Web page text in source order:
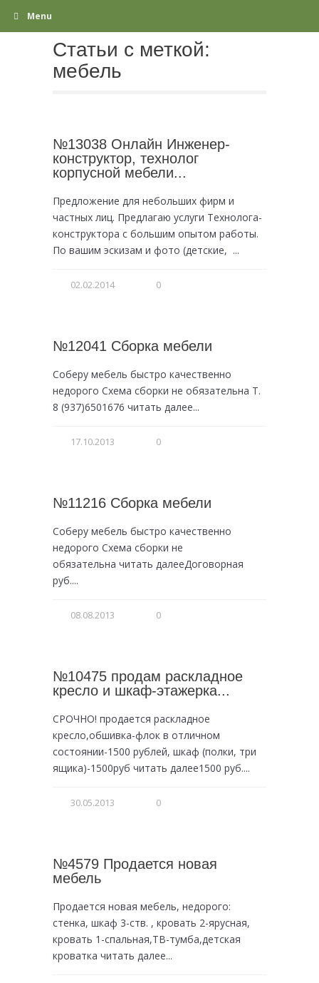
Menu
Статьи с меткой:
мебель
№13038 Онлайн Инженер-
конструктор, технолог
корпусной мебели...
Предложение для небольших фирм и
частных лиц. Предлагаю услуги Технолога-
конструктора с большим опытом работы.
По вашим эскизам и фото (детские, ...
02.02.2014 0
№12041 Сборка мебели
Соберу мебель быстро качественно
недорого Схема сборки не обязательна Т.
8 (937)6501676 читать далее...
17.10.2013 0
№11216 Сборка мебели
Соберу мебель быстро качественно
недорого Схема сборки не
обязательна читать далееДоговорная
руб....
08.08.2013 0
№10475 продам раскладное
кресло и шкаф-этажерка...
СРОЧНО! продается раскладное
кресло,обшивка-флок в отличном
состоянии-1500 рублей, шкаф (полки, три
ящика)-1500руб читать далее1500 руб....
30.05.2013 0
№4579 Продается новая
мебель
Продается новая мебель, недорого:
стенка, шкаф 3-ств. , кровать 2-ярусная,
кровать 1-спальная,ТВ-тумба,детская
кроватка читать далее...